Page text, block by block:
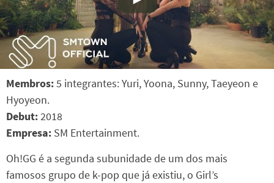
Membros:5 integrantes: Yuri, Yoona, Sunny, Taeyeon e
Hyoyeon.
Debut:2018
Empresa: SM Entertainment.
Oh!GG é a segunda subunidade de um dos mais
famosos grupo de k-pop que já existiu, o Girl’s